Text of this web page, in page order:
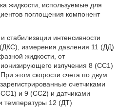
жидкости, используемые для
поглощения компонент
стабилизации интенсивности
(ДКС), измерения давления 11 (ДД)
жидкости, от
излучения 8 (СС1)
этом скорости счета по двум
счетчиками
и 9 (СС2) и датчиками
температуры 12 (ДТ)